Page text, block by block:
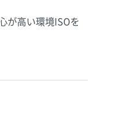
が高い環境ISOを